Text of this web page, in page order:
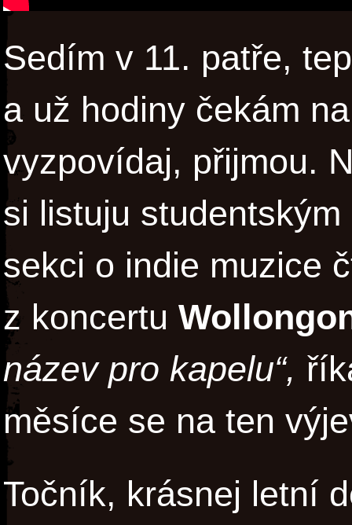
Sedím v 11. patře,
a už hodiny čekám
vyzpovídaj, přijmou.
si listuju
sekci o indie muzice
z koncertu
název pro kapelu“,
měsíce se na ten
Točník, krásnej letní